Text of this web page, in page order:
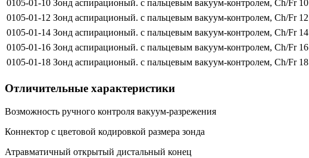
0105-01-10 Зонд аспирационый. с пальцевым вакуум-контролем, Сh/Fr 10
0105-01-12 Зонд аспирационый. с пальцевым вакуум-контролем, Сh/Fr 12
0105-01-14 Зонд аспирационый. с пальцевым вакуум-контролем, Сh/Fr 14
0105-01-16 Зонд аспирационый. с пальцевым вакуум-контролем, Сh/Fr 16
0105-01-18 Зонд аспирационый. с пальцевым вакуум-контролем, Сh/Fr 18
Отличительные характеристики
Возможность ручного контроля вакуум-разрежения
Коннектор с цветовой кодировкой размера зонда
Атравматичный открытый дистальный конец